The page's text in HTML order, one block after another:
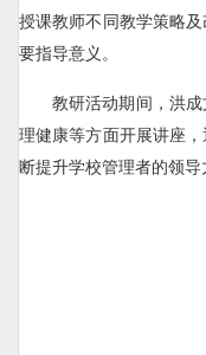
授课教师不同教学策略
要指导意义。
教研活动期间，洪
理健康等方面开展讲座
断提升学校管理者的领